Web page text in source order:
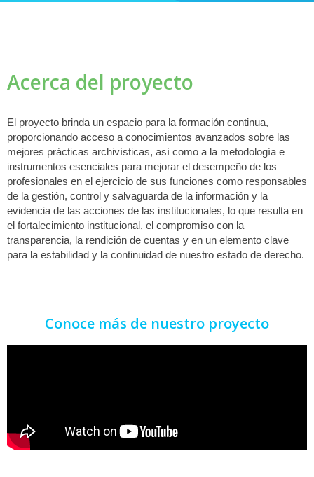
Acerca del proyecto
El proyecto brinda un espacio para la formación continua,
proporcionando acceso a conocimientos avanzados sobre las
mejores prácticas archivísticas, así como a la metodología e
instrumentos esenciales para mejorar el desempeño de los
profesionales en el ejercicio de sus funciones como responsables
de la gestión, control y salvaguarda de la información y la
evidencia de las acciones de las institucionales, lo que resulta en
el fortalecimiento institucional, el compromiso con la
transparencia, la rendición de cuentas y en un elemento clave
para la estabilidad y la continuidad de nuestro estado de derecho.
Conoce más de nuestro proyecto